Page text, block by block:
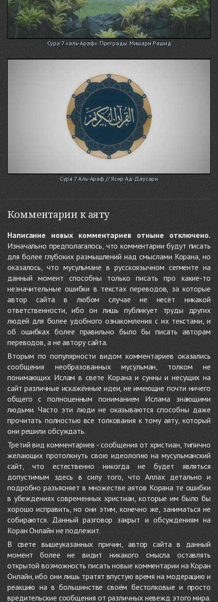
Сура 7 «аль-Араф». Преграды. Мишари Рашид
Сура 7 Аль-Араф // Ясир Ад-Даусари
Комментарии к аяту
Написание новых комментариев отныне отключено.
Изначально предполагалось, что комментарии будут писать
для более глубоких размышлений над смыслами Корана, но
оказалось, что мусульмане в русскоязычном сегменте на
данный момент способны только писать про какие-то
незначительные ошибки в текстах переводов, за которые
автор сайта в любом случае не несёт никакой
ответственности, ибо он лишь публикует труды других
людей для более удобного ознакомления с их текстами, и
об ошибках более правильно было бы писать авторам
переводов, а не автору сайта.
Вторым по популярности видом комментариев оказались
сообщения необразованных мусульман, толком не
понимающих Ислам в свете Корана и сунны и несущих на
сайт различные искажённые идеи, не имеющие почти ничего
общего с полноценным пониманием Ислама знающими
людьми. Часто эти люди не оказываются способны даже
прочитать полностью все толкования к тому аяту, который
они решили обсуждать.
Третий вид комментариев - сообщения от христиан, типично
желающих протолкнуть свою идеологию на мусульманский
сайт, что естественно никогда не будет являться
допустимым здесь в силу того, что Аллах детально и
подробно разъясняет в множестве аятов Корана те ошибки
в убеждениях современных христиан, которые им было бы
хорошо исправить, но они этим, конечно же, заниматься не
собираются. Данный разговор закрыт и обсуждениям на
Коран Онлайн не подлежит.
В свете вышеуказанных причин, автор сайта в данный
момент более не видит никакого смысла оставлять
открытой возможность писать новые комментарии на Коран
Онлайн, ибо они лишь тратят впустую время на модерацию и
реакцию на в большинстве своём бестолковые и просто
вредительские сообщения от различных невежд этого мира.